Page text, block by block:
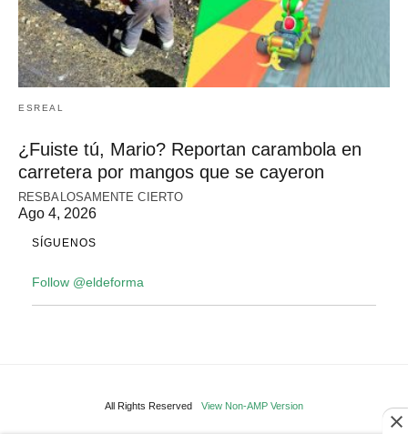
ESREAL
¿Fuiste tú, Mario? Reportan carambola en
carretera por mangos que se cayeron
RESBALOSAMENTE CIERTO
Ago 4, 2026
SÍGUENOS
Follow @eldeforma
All Rights Reserved View Non-AMP Version